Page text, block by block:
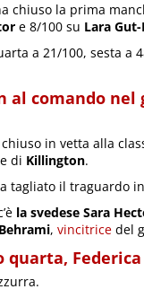
chiuso la prima
e 8/100 su Lara
a 21/100, sesta a
al comando nel
in vetta alla
di Killington.
tagliato il traguardo
la svedese Sara
,vincitrice del
quarta,